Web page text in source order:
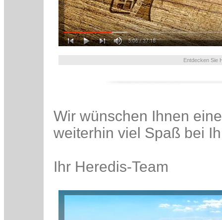
Entdecken Sie
Wir wünschen Ihnen
weiterhin viel Spaß bei
Ihr Heredis-Team